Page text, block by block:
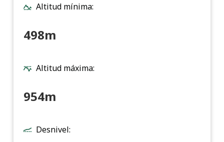
Altitud mínima:
498m
Altitud máxima:
954m
Desnivel: